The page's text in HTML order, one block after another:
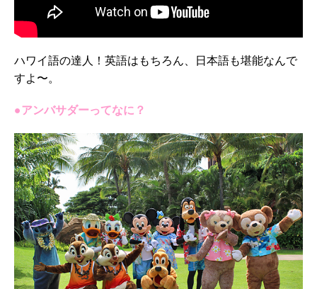
ハワイ語の達人！英語はもちろん、日本語も堪能なんで
すよ〜。
●アンバサダーってなに？